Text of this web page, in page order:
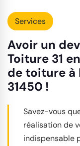
Services
Avoir un
Toiture 31
de toiture à
31450 !
Savez-vous
réalisation de
indispensable